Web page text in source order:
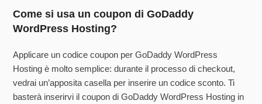
Come si usa un coupon di GoDaddy
WordPress Hosting?
Applicare un codice coupon per GoDaddy WordPress
Hosting è molto semplice: durante il processo di checkout,
vedrai un’apposita casella per inserire un codice sconto. Ti
basterà inserirvi il coupon di GoDaddy WordPress Hosting in